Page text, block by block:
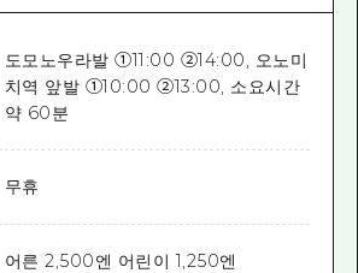
도모노우라발 ①11:00 ②14:00, 오노미
치역 앞발 ①10:00 ②13:00, 소요시간
약 60분
무휴
어른 2,500엔 어린이 1,250엔